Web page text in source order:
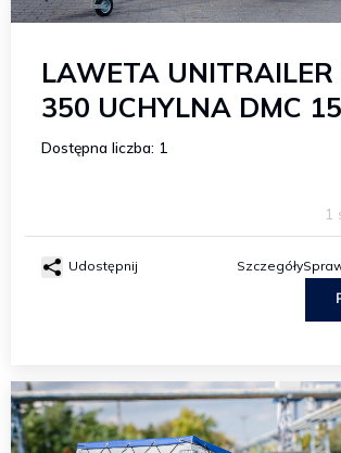
LAWETA UNITRAILER
350 UCHYLNA DMC
Dostępna liczba: 1
1
Udostępnij Szczegóły